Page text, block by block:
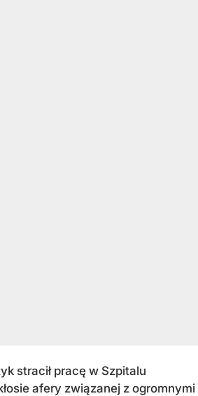
stracił pracę w Szpitalu
afery związanej z ogromnymi